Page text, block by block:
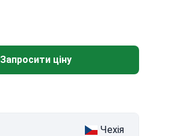
Запросити ціну
Чехія